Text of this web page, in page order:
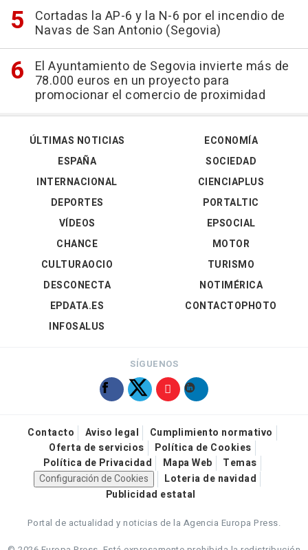
Cortadas la AP-6 y la N-6 por el incendio de
Navas de San Antonio (Segovia)
El Ayuntamiento de Segovia invierte más de
78.000 euros en un proyecto para
promocionar el comercio de proximidad
ÚLTIMAS NOTICIAS
ESPAÑA
INTERNACIONAL
DEPORTES
VÍDEOS
ECONOMÍA
SOCIEDAD
CIENCIAPLUS
PORTALTIC
EPSOCIAL
CHANCE
CULTURAOCIO
DESCONECTA
EPDATA.ES
INFOSALUS
MOTOR
TURISMO
NOTIMÉRICA
CONTACTOPHOTO
SÍGUENOS
Contacto Aviso legal
Cumplimiento normativo
Oferta de servicios
Política de Cookies
Política de Privacidad
Mapa Web
Temas
Configuración de Cookies
Loteria de navidad
Publicidad estatal
Portal de actualidad y noticias de la Agencia Europa Press.